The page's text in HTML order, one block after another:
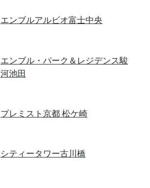
エンブルアルビオ富士中央
エンブル・パーク＆レジデンス駿
河池田
プレミスト京都 松ケ崎
シティータワー古川橋